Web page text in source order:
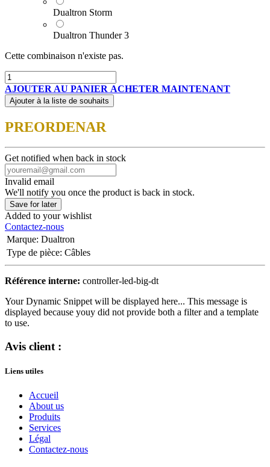
Dualtron Storm
Dualtron Thunder 3
Cette combinaison n'existe pas.
AJOUTER AU PANIER ACHETER MAINTENANT
Ajouter à la liste de souhaits
PREORDENAR
Get notified when back in stock
Invalid email
We'll notify you once the product is back in stock.
Save for later
Added to your wishlist
Contactez-nous
Marque: Dualtron
Type de pièce: Câbles
Référence interne: controller-led-big-dt
Your Dynamic Snippet will be displayed here... This message is
displayed because youy did not provide both a filter and a template
to use.
Avis client :
Liens utiles
Accueil
About us
Produits
Services
Légal
Contactez-nous